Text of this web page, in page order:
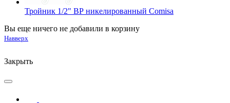
Тройник 1/2" ВР никелированный Comisa
Вы еще ничего не добавили в корзину
Навверх
Закрыть